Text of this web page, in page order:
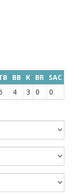
BB K BR SAC
4 3 0 0